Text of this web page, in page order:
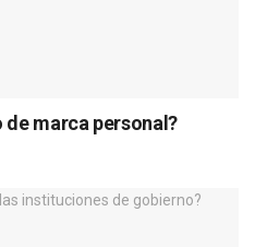
marca personal?